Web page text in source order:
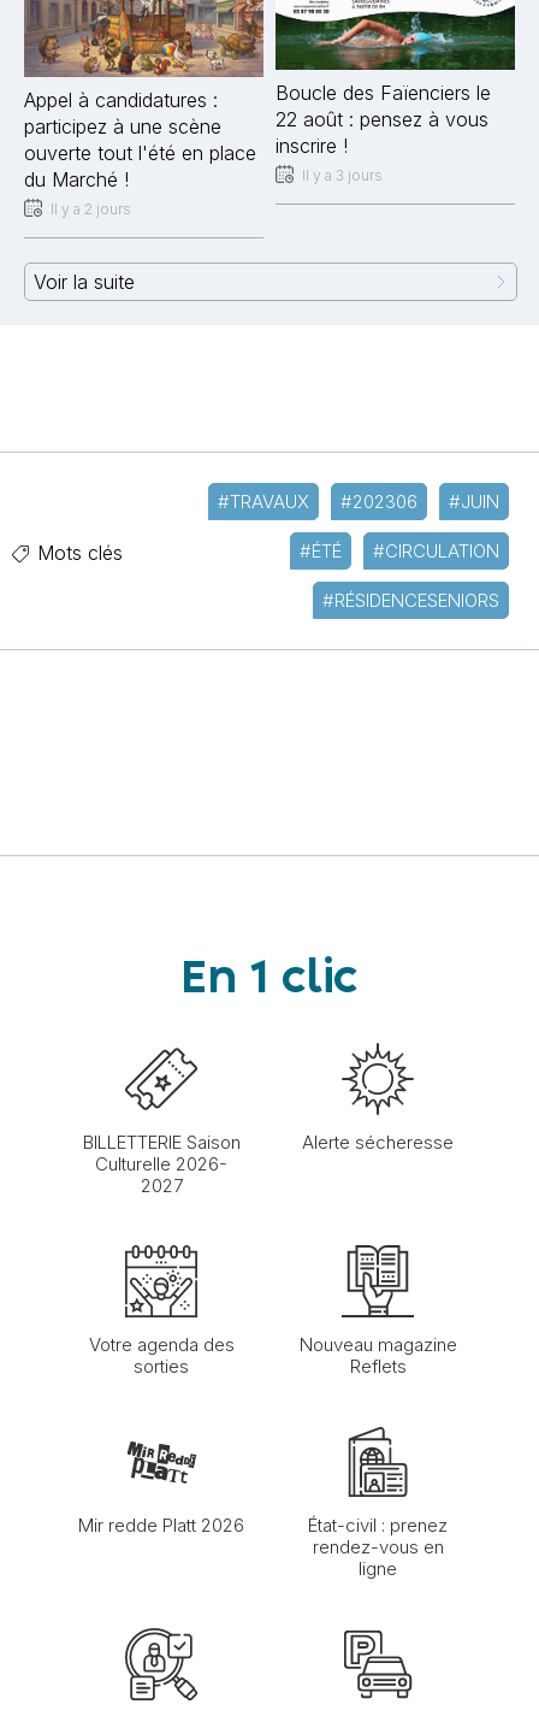
Appel à candidatures :
participez à une scène
ouverte tout l'été en place
du Marché !
Il y a 2 jours
Boucle des Faïenciers le
22 août : pensez à vous
inscrire !
Il y a 3 jours
Voir la suite
Mots clés
#TRAVAUX #202306 #JUIN
#ÉTÉ #CIRCULATION
#RÉSIDENCESENIORS
En 1 clic
BILLETTERIE Saison
Culturelle 2026-
2027
Alerte sécheresse
Votre agenda des
sorties
Nouveau magazine
Reflets
Mir redde Platt 2026
État-civil : prenez
rendez-vous en
ligne